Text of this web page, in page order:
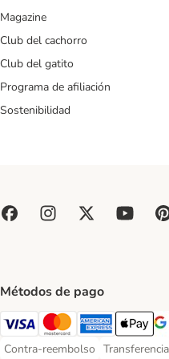
Magazine
Club del cachorro
Club del gatito
Programa de afiliación
Sostenibilidad
Métodos de pago
Visa Payment Method
Mastercard Payment
AmericanApple
Contra-reembolso
Contra-reembolso PaymentTransferencia